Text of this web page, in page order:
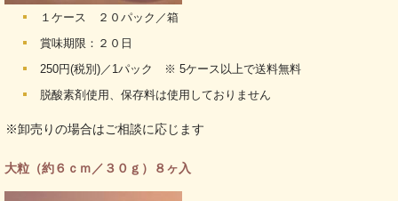
１ケース ２０パック／箱
賞味期限：２０日
250円(税別)／1パック ※ 5ケース以上で送料無料
脱酸素剤使用、保存料は使用しておりません
※卸売りの場合はご相談に応じます
大粒（約６ｃｍ／３０ｇ）８ヶ入